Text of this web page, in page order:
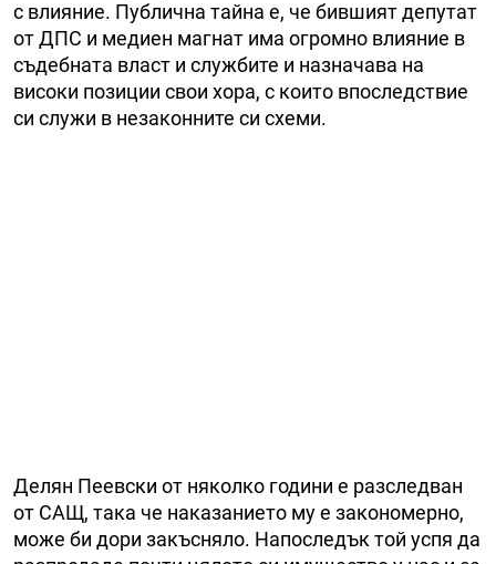
с влияние. Публична тайна е, че бившият депутат
от ДПС и медиен магнат има огромно влияние в
съдебната власт и службите и назначава на
високи позиции свои хора, с които впоследствие
си служи в незаконните си схеми.
Делян Пеевски от няколко години е разследван
от САЩ, така че наказанието му е закономерно,
може би дори закъсняло. Напоследък той успя да